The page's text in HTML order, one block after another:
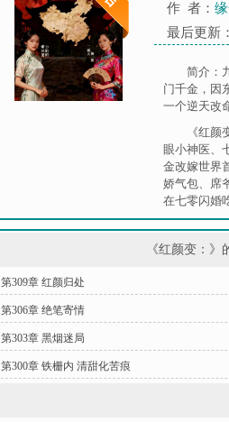
作 者：
最后更新
简介：
门千金，因
一个逆天改
《红颜
眼小神医、
金改嫁世界
娇气包、 席
在七零闪婚
《红颜变：
第309章 红颜归处
第306章 绝笔寄情
第303章 黑烟迷局
第300章 铁栅内 清甜化苦痕